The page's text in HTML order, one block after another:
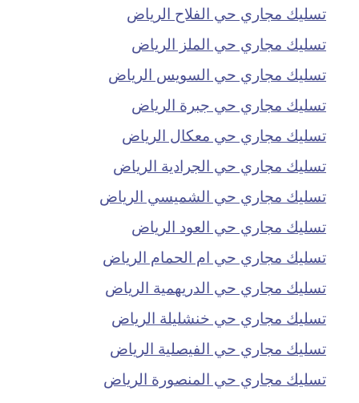
تسليك مجاري حي الفلاح الرياض
تسليك مجاري حي الملز الرياض
تسليك مجاري حي السويس الرياض
تسليك مجاري حي جبرة الرياض
تسليك مجاري حي معكال الرياض
تسليك مجاري حي الجرادية الرياض
تسليك مجاري حي الشميسي الرياض
تسليك مجاري حي العود الرياض
تسليك مجاري حي ام الحمام الرياض
تسليك مجاري حي الدريهمية الرياض
تسليك مجاري حي خنشليلة الرياض
تسليك مجاري حي الفيصلية الرياض
تسليك مجاري حي المنصورة الرياض